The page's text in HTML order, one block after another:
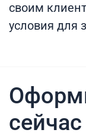
своим
условия для
сейчас